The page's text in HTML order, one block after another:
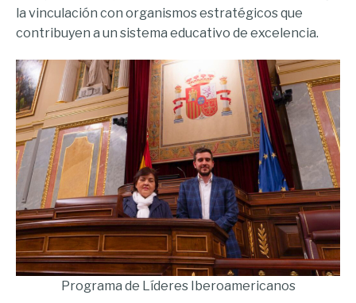
la vinculación con organismos estratégicos que
contribuyen a un sistema educativo de excelencia.
Programa de Líderes Iberoamericanos